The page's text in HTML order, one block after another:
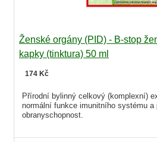
Ženské orgány (PID) - B-stop
kapky (tinktura) 50 ml
174 Kč
Přírodní bylinný celkový (komplexní)
normální funkce imunitního systému a
obranyschopnost.